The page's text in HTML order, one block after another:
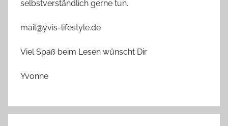
selbstverständlich gerne tun.
mail@yvis-lifestyle.de
Viel Spaß beim Lesen wünscht Dir
Yvonne